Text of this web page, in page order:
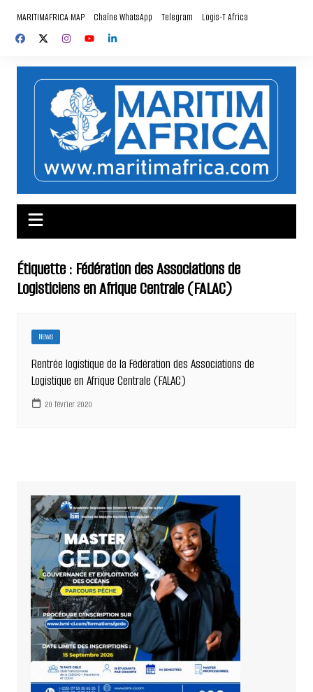
contenu
MARITIMAFRICA MAP Chaîne WhatsApp Telegram Logis-T Africa
Étiquette : Fédération des Associations de
Logisticiens en Afrique Centrale (FALAC)
News
Rentrée logistique de la Fédération des Associations de
Logistique en Afrique Centrale (FALAC)
20 février 2020